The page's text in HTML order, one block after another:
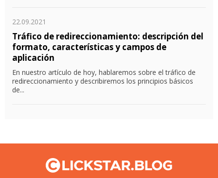
22.09.2021
Tráfico de redireccionamiento: descripción del
formato, características y campos de
aplicación
En nuestro artículo de hoy, hablaremos sobre el tráfico de
redireccionamiento y describiremos los principios básicos
de...